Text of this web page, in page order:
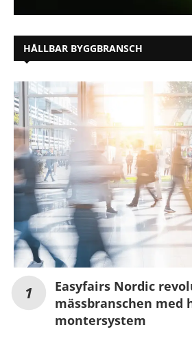
HÅLLBAR BYGGBRANSCH
Easyfairs Nordic
mässbranschen med
montersystem